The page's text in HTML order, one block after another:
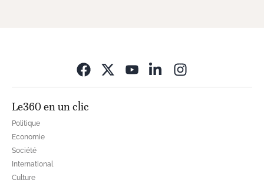
Le360 en un clic
Politique
Economie
Société
International
Culture